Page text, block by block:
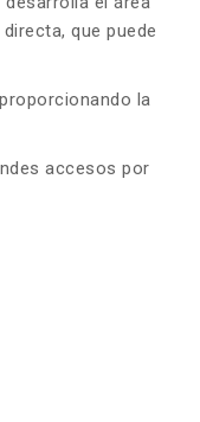
que puede
la
accesos por